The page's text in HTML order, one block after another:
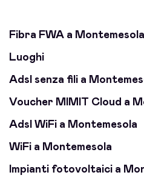
Fibra FWA a Montemesola
Luoghi
Adsl senza fili a
Voucher MIMIT Cloud a
Adsl WiFi a Montemesola
WiFi a Montemesola
Impianti fotovoltaici a